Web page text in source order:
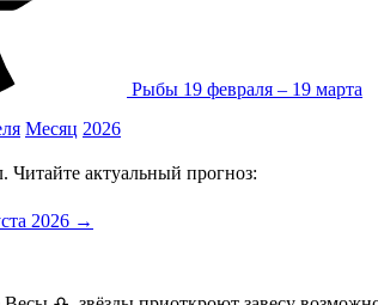
Рыбы 19 февраля – 19 марта
Месяц 2026
Читайте актуальный прогноз:
2026 →